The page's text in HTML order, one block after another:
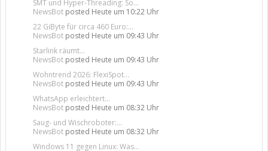
SMT und Hyper-Threading: So...
NewsBot posted Heute um 10:22 Uhr
22 GiByte für circa 460 Euro:...
NewsBot posted Heute um 09:43 Uhr
Starlink räumt...
NewsBot posted Heute um 09:43 Uhr
Wohntrend 2026: FlexiSpot...
NewsBot posted Heute um 09:43 Uhr
WhatsApp erleichtert...
NewsBot posted Heute um 08:32 Uhr
Saug- und Wischroboter:...
NewsBot posted Heute um 08:32 Uhr
Windows 11 gegen Linux: Was...